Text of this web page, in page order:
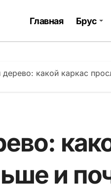
Главная Брус
дерево: какой каркас
и